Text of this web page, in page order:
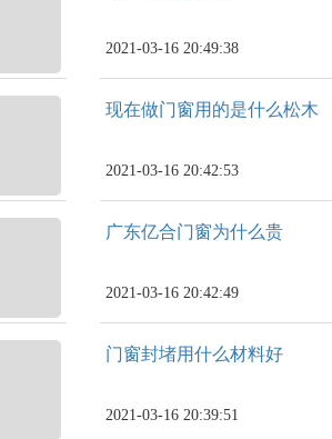
2021-03-16 20:49:38
现在做门窗用的是什么松木
2021-03-16 20:42:53
广东亿合门窗为什么贵
2021-03-16 20:42:49
门窗封堵用什么材料好
2021-03-16 20:39:51